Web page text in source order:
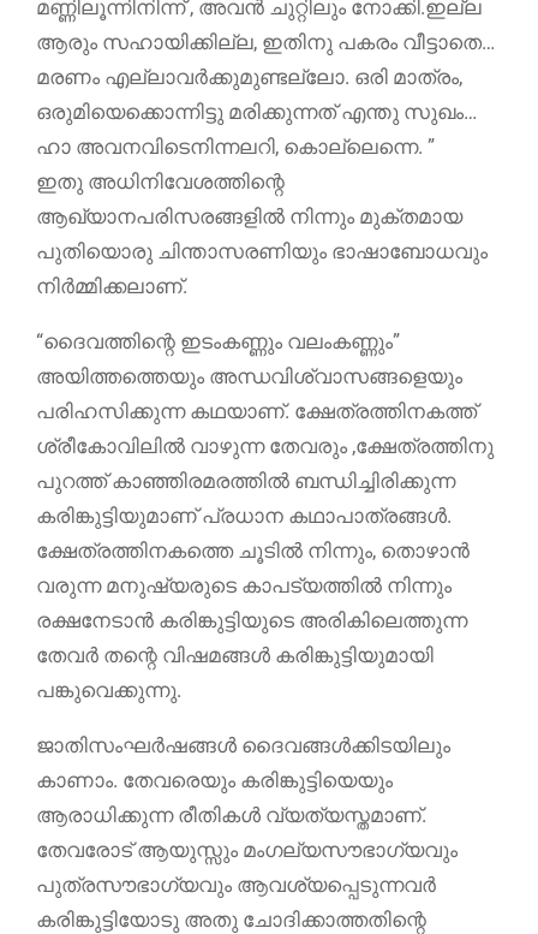
മണ്ണിലൂന്നിനിന്ന് , അവൻ ചുറ്റിലും നോക്കി.ഇല്ല
ആരും സഹായിക്കില്ല, ഇതിനു പകരം വീട്ടാതെ…
മരണം എല്ലാവർക്കുമുണ്ടല്ലോ. ഒരി മാത്രം,
ഒരുമിയെക്കൊന്നിട്ടു മരിക്കുന്നത് എന്തു സുഖം…
ഹാ അവനവിടെനിന്നലറി, കൊല്ലെന്നെ. ”
ഇതു അധിനിവേശത്തിന്റെ
ആഖ്യാനപരിസരങ്ങളില്‍ നിന്നും മുക്തമായ
പുതിയൊരു ചിന്താസരണിയും ഭാഷാബോധവും
നിര്‍മ്മിക്കലാണ്.
“ദൈവത്തിന്റെ ഇടംകണ്ണും വലംകണ്ണും”
അയിത്തത്തെയും അന്ധവിശ്വാസങ്ങളെയും
പരിഹസിക്കുന്ന കഥയാണ്. ക്ഷേത്രത്തിനകത്ത്
ശ്രീകോവിലില്‍ വാഴുന്ന തേവരും ,ക്ഷേത്രത്തിനു
പുറത്ത് കാഞ്ഞിരമരത്തില്‍ ബന്ധിച്ചിരിക്കുന്ന
കരിങ്കുട്ടിയുമാണ് പ്രധാന കഥാപാത്രങ്ങള്‍.
ക്ഷേത്രത്തിനകത്തെ ചൂടില്‍ നിന്നും, തൊഴാന്‍
വരുന്ന മനുഷ്യരുടെ കാപട്യത്തില്‍ നിന്നും
രക്ഷനേടാന്‍ കരിങ്കുട്ടിയുടെ അരികിലെത്തുന്ന
തേവര്‍ തന്റെ വിഷമങ്ങള്‍ കരിങ്കുട്ടിയുമായി
പങ്കുവെക്കുന്നു.
ജാതിസംഘര്‍ഷങ്ങള്‍ ദൈവങ്ങള്‍ക്കിടയിലും
കാണാം. തേവരെയും കരിങ്കുട്ടിയെയും
ആരാധിക്കുന്ന രീതികള്‍ വ്യത്യസ്തമാണ്.
തേവരോട് ആയുസ്സും മംഗല്യസൗഭാഗ്യവും
പുത്രസൗഭാഗ്യവും ആവശ്യപ്പെടുന്നവര്‍
കരിങ്കുട്ടിയോടു അതു ചോദിക്കാത്തതിന്റെ